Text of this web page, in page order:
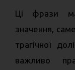
Ці фрази
значення,
трагічної
важливо